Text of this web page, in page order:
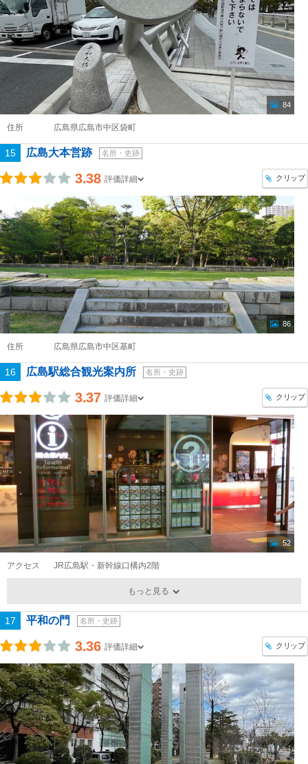
84
住所 広島県広島市中区袋町
15 広島大本営跡 名所・史跡
3.38 評価詳細 クリップ
86
住所 広島県広島市中区基町
16 広島駅総合観光案内所 名所・史跡
3.37 評価詳細 クリップ
52
アクセス JR広島駅・新幹線口構内2階
もっと見る
17 平和の門 名所・史跡
3.36 評価詳細 クリップ